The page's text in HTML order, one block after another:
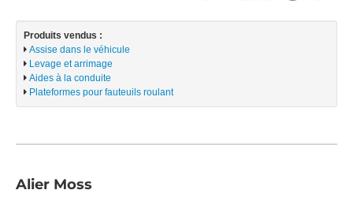
Produits vendus :
Assise dans le véhicule
Levage et arrimage
Aides à la conduite
Plateformes pour fauteuils roulant
Alier Moss